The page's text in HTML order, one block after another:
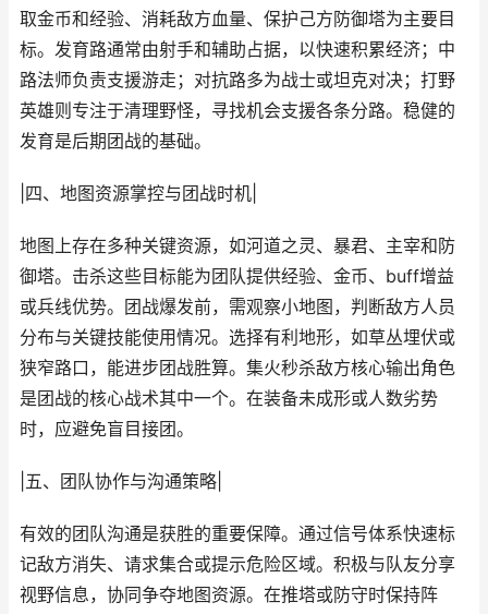
取金币和经验、消耗敌方血量、保护己方防御塔为主要目
标。发育路通常由射手和辅助占据，以快速积累经济；中
路法师负责支援游走；对抗路多为战士或坦克对决；打野
英雄则专注于清理野怪，寻找机会支援各条分路。稳健的
发育是后期团战的基础。
|四、地图资源掌控与团战时机|
地图上存在多种关键资源，如河道之灵、暴君、主宰和防
御塔。击杀这些目标能为团队提供经验、金币、buff增益
或兵线优势。团战爆发前，需观察小地图，判断敌方人员
分布与关键技能使用情况。选择有利地形，如草丛埋伏或
狭窄路口，能进步团战胜算。集火秒杀敌方核心输出角色
是团战的核心战术其中一个。在装备未成形或人数劣势
时，应避免盲目接团。
|五、团队协作与沟通策略|
有效的团队沟通是获胜的重要保障。通过信号体系快速标
记敌方消失、请求集合或提示危险区域。积极与队友分享
视野信息，协同争夺地图资源。在推塔或防守时保持阵